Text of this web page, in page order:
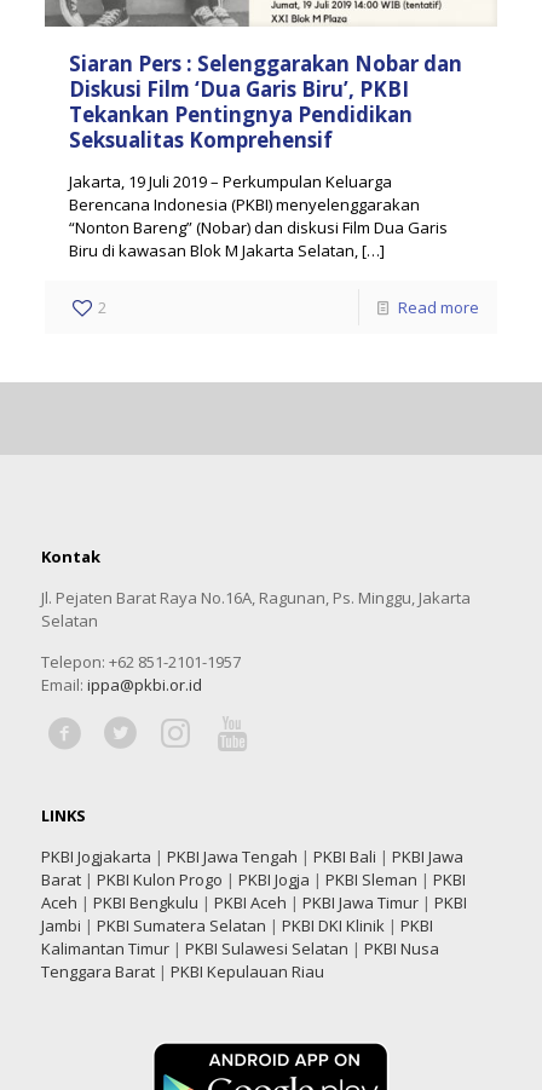
Siaran Pers : Selenggarakan Nobar dan
Diskusi Film ‘Dua Garis Biru’, PKBI
Tekankan Pentingnya Pendidikan
Seksualitas Komprehensif
Jakarta, 19 Juli 2019 – Perkumpulan Keluarga
Berencana Indonesia (PKBI) menyelenggarakan
“Nonton Bareng” (Nobar) dan diskusi Film Dua Garis
Biru di kawasan Blok M Jakarta Selatan,[…]
2 Read more
Kontak
Jl. Pejaten Barat Raya No.16A, Ragunan, Ps. Minggu, Jakarta
Selatan
Telepon: +62 851-2101-1957
Email: ippa@pkbi.or.id
LINKS
PKBI Jogjakarta | PKBI Jawa Tengah | PKBI Bali | PKBI Jawa
Barat| PKBI Kulon Progo | PKBI Jogja | PKBI Sleman | PKBI
Aceh | PKBI Bengkulu | PKBI Aceh | PKBI Jawa Timur| PKBI
Jambi | PKBI Sumatera Selatan | PKBI DKI Klinik| PKBI
Kalimantan Timur| PKBI Sulawesi Selatan | PKBI Nusa
Tenggara Barat| PKBI Kepulauan Riau